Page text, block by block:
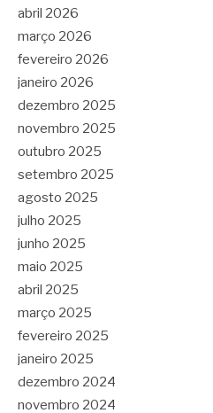
abril 2026
março 2026
fevereiro 2026
janeiro 2026
dezembro 2025
novembro 2025
outubro 2025
setembro 2025
agosto 2025
julho 2025
junho 2025
maio 2025
abril 2025
março 2025
fevereiro 2025
janeiro 2025
dezembro 2024
novembro 2024